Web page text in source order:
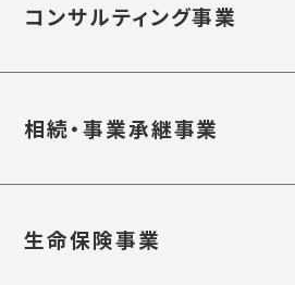
コンサルティング事業
相続・事業承継事業
生命保険事業